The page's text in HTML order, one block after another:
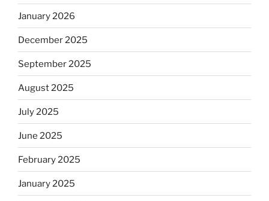
January 2026
December 2025
September 2025
August 2025
July 2025
June 2025
February 2025
January 2025